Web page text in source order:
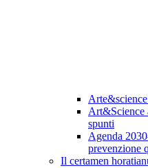
Art&Science
spunti
Agenda
prevenzione
Il certamen